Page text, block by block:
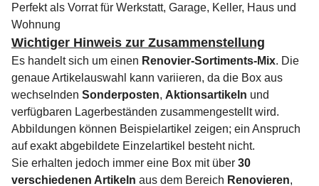
Perfekt als Vorrat für Werkstatt, Garage, Keller, Haus und
Wohnung
Wichtiger Hinweis zur Zusammenstellung
Es handelt sich um einen Renovier-Sortiments-Mix. Die
genaue Artikelauswahl kann variieren, da die Box aus
wechselnden Sonderposten, Aktionsartikeln und
verfügbaren Lagerbeständen zusammengestellt wird.
Abbildungen können Beispielartikel zeigen; ein Anspruch
auf exakt abgebildete Einzelartikel besteht nicht.
Sie erhalten jedoch immer eine Box mit über 30
verschiedenen Artikeln aus dem Bereich Renovieren,